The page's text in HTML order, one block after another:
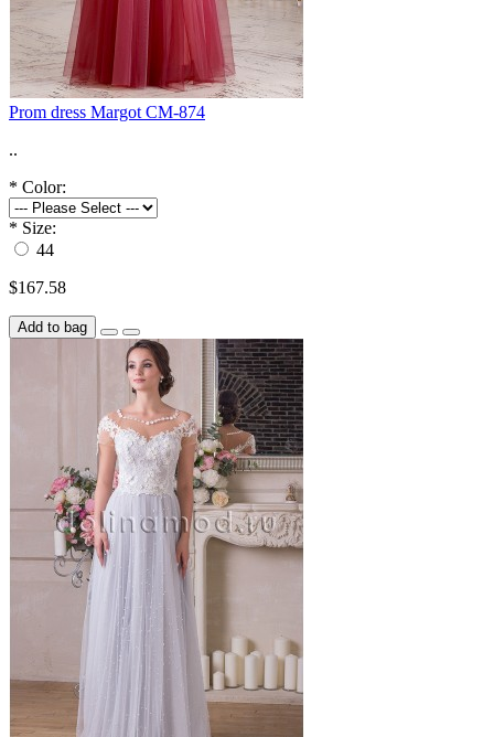
Prom dress Margot CM-874
..
* Color:
* Size:
44
$167.58
Add to bag